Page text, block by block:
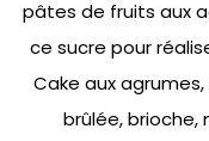
pâtes de fruits aux
ce sucre pour
Cake aux
brûlée,